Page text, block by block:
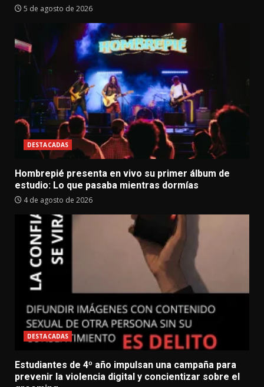
5 de agosto de 2026
DESTACADAS
Hombrepié presenta en vivo su primer álbum de
estudio: Lo que pasaba mientras dormías
4 de agosto de 2026
DESTACADAS
Estudiantes de 4º año impulsan una campaña para
prevenir la violencia digital y concientizar sobre el